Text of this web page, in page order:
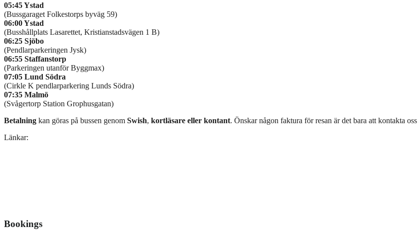
05:45 Ystad
(Bussgaraget Folkestorps byväg 59)
06:00 Ystad
(Busshållplats Lasarettet, Kristianstadsvägen 1 B)
06:25 Sjöbo
(Pendlarparkeringen Jysk)
06:55 Staffanstorp
(Parkeringen utanför Byggmax)
07:05 Lund Södra
(Cirkle K pendlarparkering Lunds Södra)
07:35 Malmö
(Svågertorp Station Grophusgatan)
Betalning kan göras på bussen genom Swish, kortläsare eller kontant. Önskar någon faktura för resan är det bara att kontakta oss
Länkar:
Bookings